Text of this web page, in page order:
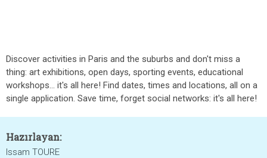
Discover activities in Paris and the suburbs and don't miss a
thing: art exhibitions, open days, sporting events, educational
workshops... it's all here! Find dates, times and locations, all on a
single application. Save time, forget social networks: it's all here!
Hazırlayan:
Issam TOURE